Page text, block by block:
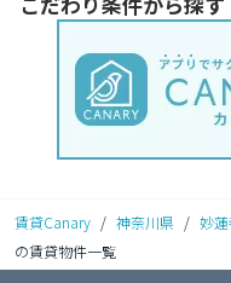
賃貸Canary / 神奈川県 / 妙
の賃貸物件一覧